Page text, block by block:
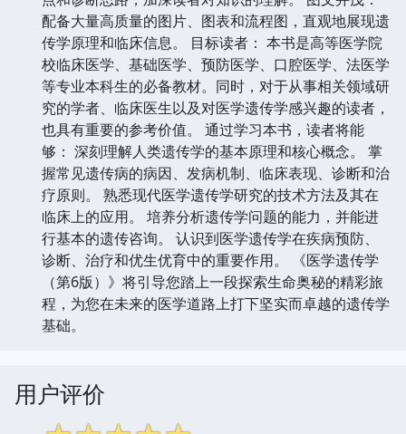
配备大量高质量的图片、图表和流程图，直观地展现遗
传学原理和临床信息。 目标读者： 本书是高等医学院
校临床医学、基础医学、预防医学、口腔医学、法医学
等专业本科生的必备教材。同时，对于从事相关领域研
究的学者、临床医生以及对医学遗传学感兴趣的读者，
也具有重要的参考价值。 通过学习本书，读者将能
够： 深刻理解人类遗传学的基本原理和核心概念。 掌
握常见遗传病的病因、发病机制、临床表现、诊断和治
疗原则。 熟悉现代医学遗传学研究的技术方法及其在
临床上的应用。 培养分析遗传学问题的能力，并能进
行基本的遗传咨询。 认识到医学遗传学在疾病预防、
诊断、治疗和优生优育中的重要作用。 《医学遗传学
（第6版）》将引导您踏上一段探索生命奥秘的精彩旅
程，为您在未来的医学道路上打下坚实而卓越的遗传学
基础。
用户评价